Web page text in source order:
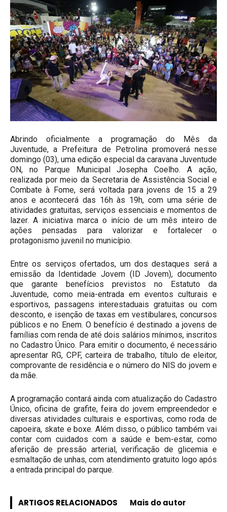
Abrindo oficialmente a programação do Mês da
Juventude, a Prefeitura de Petrolina promoverá nesse
domingo (03), uma edição especial da caravana Juventude
ON, no Parque Municipal Josepha Coelho. A ação,
realizada por meio da Secretaria de Assistência Social e
Combate à Fome, será voltada para jovens de 15 a 29
anos e acontecerá das 16h às 19h, com uma série de
atividades gratuitas, serviços essenciais e momentos de
lazer. A iniciativa marca o início de um mês inteiro de
ações pensadas para valorizar e fortalecer o
protagonismo juvenil no município.
Entre os serviços ofertados, um dos destaques será a
emissão da Identidade Jovem (ID Jovem), documento
que garante benefícios previstos no Estatuto da
Juventude, como meia-entrada em eventos culturais e
esportivos, passagens interestaduais gratuitas ou com
desconto, e isenção de taxas em vestibulares, concursos
públicos e no Enem. O benefício é destinado a jovens de
famílias com renda de até dois salários mínimos, inscritos
no Cadastro Único. Para emitir o documento, é necessário
apresentar RG, CPF, carteira de trabalho, título de eleitor,
comprovante de residência e o número do NIS do jovem e
da mãe.
A programação contará ainda com atualização do Cadastro
Único, oficina de grafite, feira do jovem empreendedor e
diversas atividades culturais e esportivas, como roda de
capoeira, skate e boxe. Além disso, o público também vai
contar com cuidados com a saúde e bem-estar, como
aferição de pressão arterial, verificação de glicemia e
esmaltação de unhas, com atendimento gratuito logo após
a entrada principal do parque.
ARTIGOS RELACIONADOS Mais do autor